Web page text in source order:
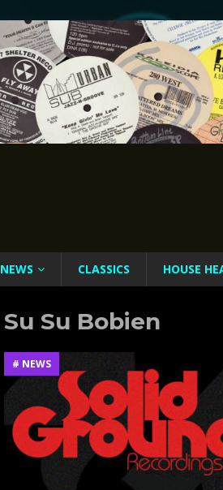
NEWS CLASSICS HOUSE
Su Su Bobien
# NEWS